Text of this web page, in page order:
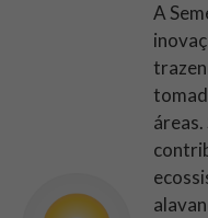
A
áreas.